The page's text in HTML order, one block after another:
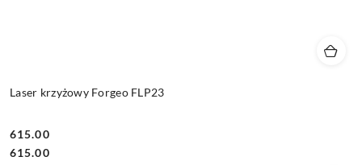
Laser krzyżowy Forgeo FLP23
Cena:
615.00
Cena:
615.00